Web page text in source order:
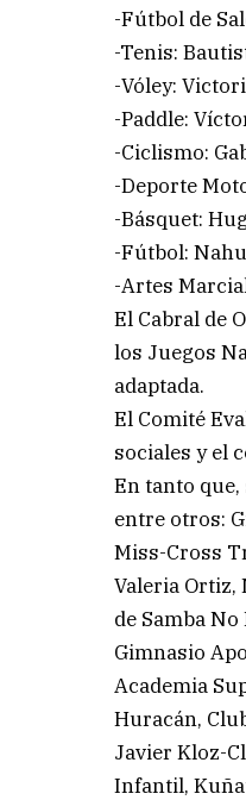
-Fútbol de
-Tenis:
-Vóley:
-Paddle:
-Ciclismo:
-Deporte
-Básquet:
-Fútbol:
-Artes
El Cabral de
los Juegos
adaptada.
El Comité
sociales y el
En tanto
entre otros:
Miss-Cross
Valeria Ortiz,
de Samba
Gimnasio
Academia
Huracán,
Javier Kloz-
Infantil,